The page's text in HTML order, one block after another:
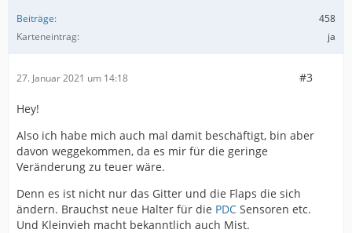
Beiträge
458
Karteneintrag
ja
27. Januar 2021 um 14:18 #3
Hey!
Also ich habe mich auch mal damit beschäftigt, bin aber
davon weggekommen, da es mir für die geringe
Veränderung zu teuer wäre.
Denn es ist nicht nur das Gitter und die Flaps die sich
ändern. Brauchst neue Halter für die PDC Sensoren etc.
Und Kleinvieh macht bekanntlich auch Mist.